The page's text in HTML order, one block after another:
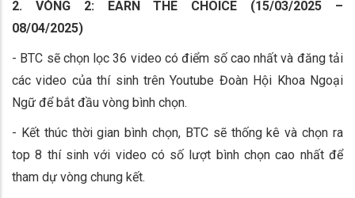
2. VÒNG 2: EARN THE CHOICE (15/03/2025 –
08/04/2025)
- BTC sẽ chọn lọc 36 video có điểm số cao nhất và đăng tải
các video của thí sinh trên Youtube Đoàn Hội Khoa Ngoại
Ngữ để bắt đầu vòng bình chọn.
- Kết thúc thời gian bình chọn, BTC sẽ thống kê và chọn ra
top 8 thí sinh với video có số lượt bình chọn cao nhất để
tham dự vòng chung kết.